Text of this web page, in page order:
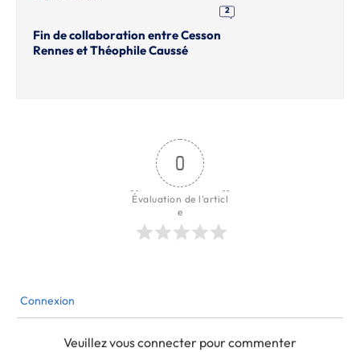
2
Fin de collaboration entre Cesson
Rennes et Théophile Caussé
0
Évaluation de l'articl
e
Connexion
Veuillez vous connecter pour commenter